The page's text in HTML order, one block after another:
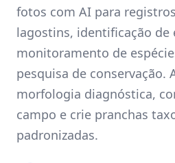
fotos com AI para
lagostins, identificação de
monitoramento de
pesquisa de conservação.
morfologia diagnóstica,
campo e crie pranchas
padronizadas.